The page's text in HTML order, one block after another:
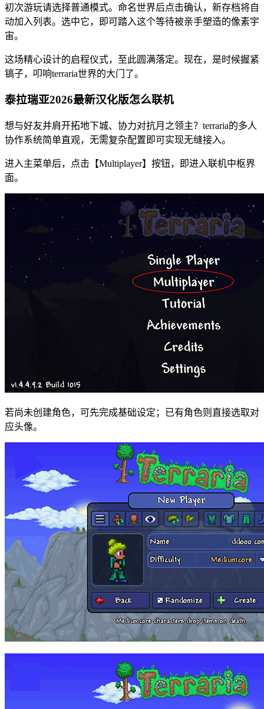
初次游玩请选择普通模式。命名世界后点击确认，新存档将自
动加入列表。选中它，即可踏入这个等待被亲手塑造的像素宇
宙。
这场精心设计的启程仪式，至此圆满落定。现在，是时候握紧
镐子，叩响terraria世界的大门了。
泰拉瑞亚2026最新汉化版怎么联机
想与好友并肩开拓地下城、协力对抗月之领主？terraria的多人
协作系统简单直观，无需复杂配置即可实现无缝接入。
进入主菜单后，点击【Multiplayer】按钮，即进入联机中枢界
面。
若尚未创建角色，可先完成基础设定；已有角色则直接选取对
应头像。